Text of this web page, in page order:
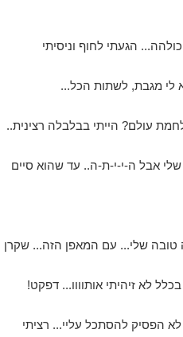
הגעתי לחוף וניסיתי
לי מגבת, לשתות הכל...
עולם? הייתי בבלבלה רצינית..
אבל ה-י-י-ת-ה.. עד שהוא סיים
טובה שלי... עם המאפן הזה... שקרן
לא זיהיתי אותוווו... דפקט!
הפסיק להסתכל עליי... רציתי